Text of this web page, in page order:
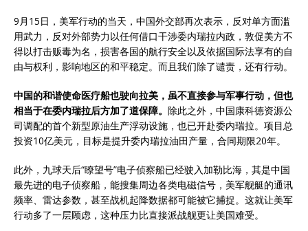
9月15日，美军行动的当天，中国外交部再次表示，反对单方面滥
用武力，反对外部势力以任何借口干涉委内瑞拉内政，敦促美方不
得以打击贩毒为名，损害各国的航行安全以及依据国际法享有的自
由与权利，影响地区的和平稳定。而且我们除了谴责，还有行动。
中国的和谐使命医疗船也驶向拉美，虽不直接参与军事行动，但也
相当于在委内瑞拉后方加了道保障。 除此之外，中国康科德资源公
司调配的首个新型原油生产浮动设施，也已开赴委内瑞拉。项目总
投资10亿美元，目标是提升委内瑞拉油田产量，合同期限20年。
此外，九球天后“瞭望号”电子侦察船已经驶入加勒比海，其是中国
最先进的电子侦察船，能搜集周边各类电磁信号，美军舰艇的通讯
频率、雷达参数，甚至战机起降数据都可能被它捕捉。这就让美军
行动多了一层顾虑，这种压力比直接派战舰更让美国难受。